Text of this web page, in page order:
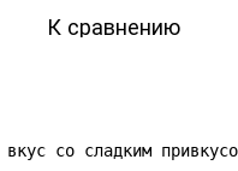
К сравнению
со сладким